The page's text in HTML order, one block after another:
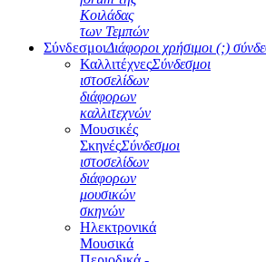
Κοιλάδας
των Τεμπών
ΣύνδεσμοιΔιάφοροι χρήσιμοι (;)
ΚαλλιτέχνεςΣύνδεσμοι
ιστοσελίδων
διάφορων
καλλιτεχνών
Μουσικές
ΣκηνέςΣύνδεσμοι
ιστοσελίδων
διάφορων
μουσικών
σκηνών
Ηλεκτρονικά
Μουσικά